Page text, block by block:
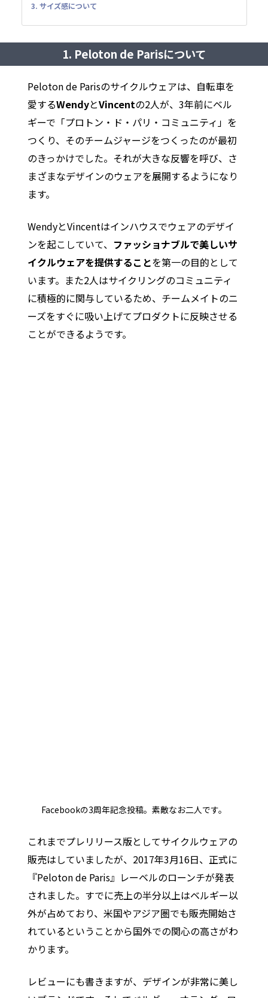
3. サイズ感について
1. Peloton de Parisについて
Peloton de Parisのサイクルウェアは、自転車を
愛するWendyとVincentの2人が、3年前にベル
ギーで「プロトン・ド・パリ・コミュニティ」を
つくり、そのチームジャージをつくったのが最初
のきっかけでした。それが大きな反響を呼び、さ
まざまなデザインのウェアを展開するようになり
ます。
WendyとVincentはインハウスでウェアのデザイ
ンを起こしていて、 ファッショナブルで美しいサ
イクルウェアを提供することを第一の目的として
います。また2人はサイクリングのコミュニティ
に積極的に関与しているため、チームメイトのニ
ーズをすぐに吸い上げてプロダクトに反映させる
ことができるようです。
Facebookの3周年記念投稿。素敵なお二人です。
これまでプレリリース版としてサイクルウェアの
販売はしていましたが、2017年3月16日、正式に
『Peloton de Paris』レーベルのローンチが発表
されました。すでに売上の半分以上はベルギー以
外が占めており、米国やアジア圏でも販売開始さ
れているということから国外での関心の高さがわ
かります。
レビューにも書きますが、デザインが非常に美し